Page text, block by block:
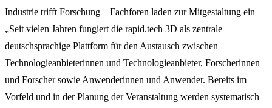
Industrie trifft Forschung – Fachforen laden zur Mitgestaltung ein
„Seit vielen Jahren fungiert die rapid.tech 3D als zentrale
deutschsprachige Plattform für den Austausch zwischen
Technologieanbieterinnen und Technologieanbieter, Forscherinnen
und Forscher sowie Anwenderinnen und Anwender. Bereits im
Vorfeld und in der Planung der Veranstaltung werden systematisch